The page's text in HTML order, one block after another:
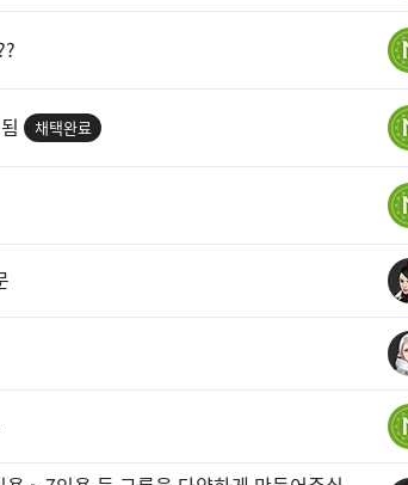
채택완료